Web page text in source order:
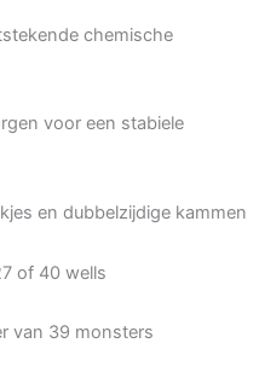
chemische
voor een stabiele
en dubbelzijdige kammen
of 40 wells
van 39 monsters